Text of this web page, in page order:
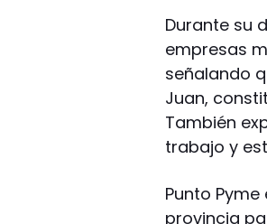
Durante su
empresas
señalando
Juan,
También
trabajo y
Punto
provincia